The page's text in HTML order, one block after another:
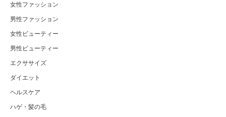
女性ファッション
男性ファッション
女性ビューティー
男性ビューティー
エクササイズ
ダイエット
ヘルスケア
ハゲ・髪の毛